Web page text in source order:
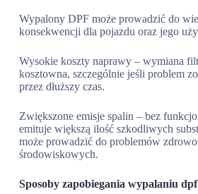
Wypalony DPF może prowadzić do
konsekwencji dla pojazdu oraz jego
Wysokie koszty naprawy – wymiana
kosztowna, szczególnie jeśli problem
przez dłuższy czas.
Zwiększone emisje spalin – bez
emituje większą ilość szkodliwych
może prowadzić do problemów
środowiskowych.
Sposoby zapobiegania wypalaniu dpf